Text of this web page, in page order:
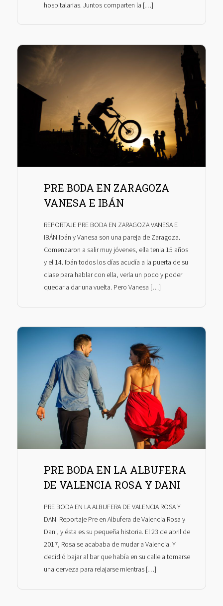
hospitalarias. Juntos comparten la […]
PRE BODA EN ZARAGOZA
VANESA E IBÁN
REPORTAJE PRE BODA EN ZARAGOZA VANESA E
IBÁN Ibán y Vanesa son una pareja de Zaragoza.
Comenzaron a salir muy jóvenes, ella tenia 15 años
y el 14. Ibán todos los días acudía a la puerta de su
clase para hablar con ella, verla un poco y poder
quedar a dar una vuelta. Pero Vanesa […]
PRE BODA EN LA ALBUFERA
DE VALENCIA ROSA Y DANI
PRE BODA EN LA ALBUFERA DE VALENCIA ROSA Y
DANI Reportaje Pre en Albufera de Valencia Rosa y
Dani, y ésta es su pequeña historia. El 23 de abril de
2017, Rosa se acababa de mudar a Valencia. Y
decidió bajar al bar que había en su calle a tomarse
una cerveza para relajarse mientras […]